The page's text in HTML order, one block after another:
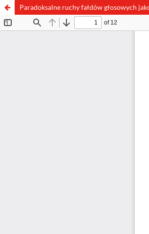
Paradoksalne ruchy fałdów głosowych